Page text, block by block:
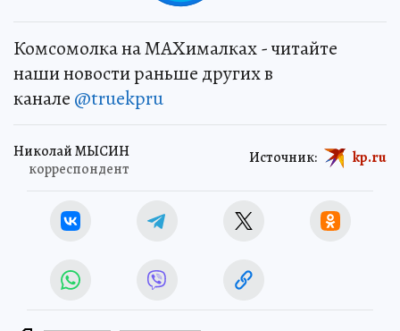
Комсомолка на MAXималках - читайте
наши новости раньше других в
канале @truekpru
Николай МЫСИН
корреспондент
Источник: kp.ru